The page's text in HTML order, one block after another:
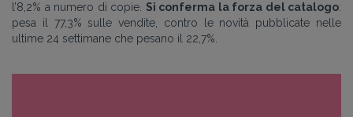
l’8,2% a numero di copie. Si conferma la forza del catalogo:
pesa il 77,3% sulle vendite, contro le novità pubblicate nelle
ultime 24 settimane che pesano il 22,7%.